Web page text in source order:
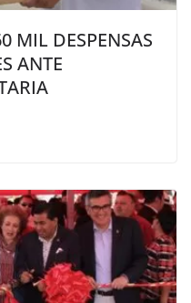
MIL DESPENSAS
ANTE